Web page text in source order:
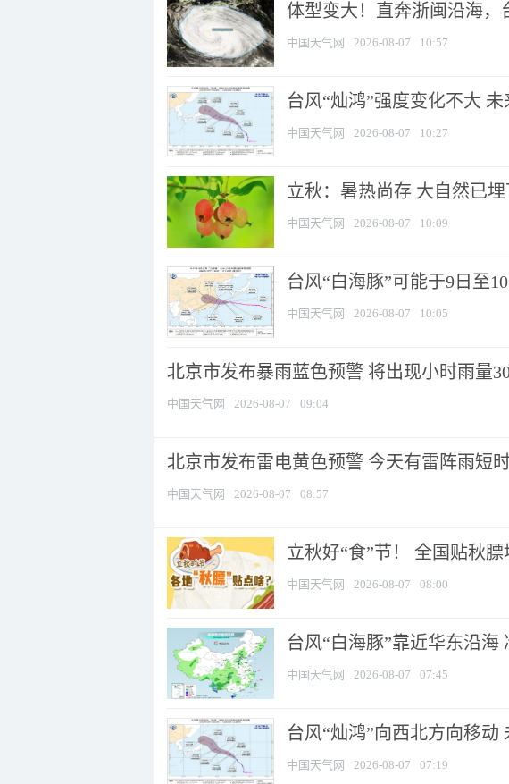
体型变大！直奔浙闽沿海，
中国天气网 2026-08-07 10:57
台风“灿鸿”强度变化不大
中国天气网 2026-08-07 10:27
立秋：暑热尚存 大自然已
中国天气网 2026-08-07 10:09
台风“白海豚”可能于9日至
中国天气网 2026-08-07 10:05
北京市发布暴雨蓝色预警 将出现小时雨量
中国天气网 2026-08-07 09:04
北京市发布雷电黄色预警 今天有雷阵雨短
中国天气网 2026-08-07 08:57
立秋好“食”节！ 全国贴秋
中国天气网 2026-08-07 08:00
台风“白海豚”靠近华东沿海
中国天气网 2026-08-07 07:45
台风“灿鸿”向西北方向移动
中国天气网 2026-08-07 07:19